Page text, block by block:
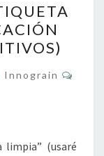
Innograin
limpia” (usaré